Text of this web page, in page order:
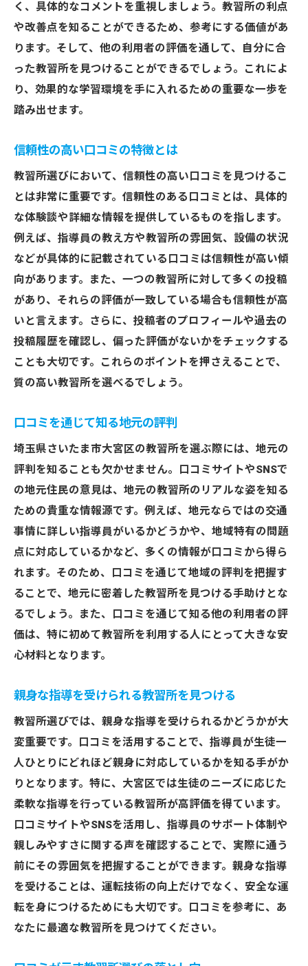
く、具体的なコメントを重視しましょう。教習所の利点
や改善点を知ることができるため、参考にする価値があ
ります。そして、他の利用者の評価を通して、自分に合
った教習所を見つけることができるでしょう。これによ
り、効果的な学習環境を手に入れるための重要な一歩を
踏み出せます。
信頼性の高い口コミの特徴とは
教習所選びにおいて、信頼性の高い口コミを見つけるこ
とは非常に重要です。信頼性のある口コミとは、具体的
な体験談や詳細な情報を提供しているものを指します。
例えば、指導員の教え方や教習所の雰囲気、設備の状況
などが具体的に記載されている口コミは信頼性が高い傾
向があります。また、一つの教習所に対して多くの投稿
があり、それらの評価が一致している場合も信頼性が高
いと言えます。さらに、投稿者のプロフィールや過去の
投稿履歴を確認し、偏った評価がないかをチェックする
ことも大切です。これらのポイントを押さえることで、
質の高い教習所を選べるでしょう。
口コミを通じて知る地元の評判
埼玉県さいたま市大宮区の教習所を選ぶ際には、地元の
評判を知ることも欠かせません。口コミサイトやSNSで
の地元住民の意見は、地元の教習所のリアルな姿を知る
ための貴重な情報源です。例えば、地元ならではの交通
事情に詳しい指導員がいるかどうかや、地域特有の問題
点に対応しているかなど、多くの情報が口コミから得ら
れます。そのため、口コミを通じて地域の評判を把握す
ることで、地元に密着した教習所を見つける手助けとな
るでしょう。また、口コミを通じて知る他の利用者の評
価は、特に初めて教習所を利用する人にとって大きな安
心材料となります。
親身な指導を受けられる教習所を見つける
教習所選びでは、親身な指導を受けられるかどうかが大
変重要です。口コミを活用することで、指導員が生徒一
人ひとりにどれほど親身に対応しているかを知る手がか
りとなります。特に、大宮区では生徒のニーズに応じた
柔軟な指導を行っている教習所が高評価を得ています。
口コミサイトやSNSを活用し、指導員のサポート体制や
親しみやすさに関する声を確認することで、実際に通う
前にその雰囲気を把握することができます。親身な指導
を受けることは、運転技術の向上だけでなく、安全な運
転を身につけるためにも大切です。口コミを参考に、あ
なたに最適な教習所を見つけてください。